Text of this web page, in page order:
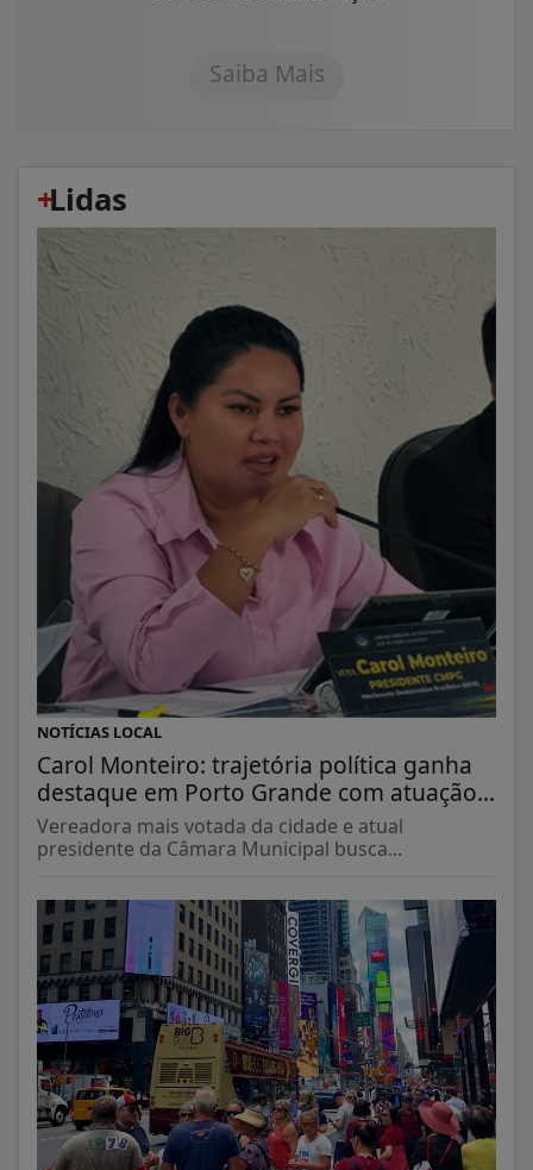
Saiba Mais
+
Lidas
NOTÍCIAS LOCAL
Carol Monteiro: trajetória política ganha
destaque em Porto Grande com atuação...
Vereadora mais votada da cidade e atual
presidente da Câmara Municipal busca...